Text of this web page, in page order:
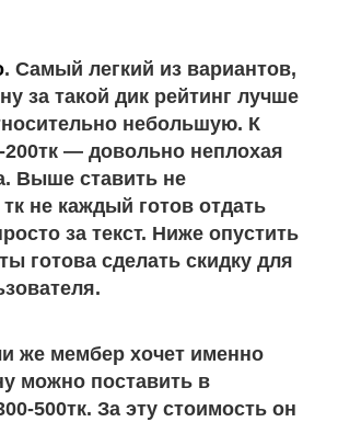
. Самый легкий из вариантов,
за такой дик рейтинг лучше
небольшую. К
200тк — довольно неплохая
Выше ставить не
не каждый готов отдать
за текст. Ниже опустить
готова сделать скидку для
же мембер хочет именно
можно поставить в
500тк. За эту стоимость он